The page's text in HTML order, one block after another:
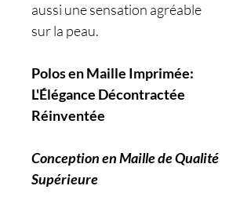
aussi une sensation agréable
sur la peau.
Polos en Maille Imprimée:
L'Élégance Décontractée
Réinventée
Conception en Maille de Qualité
Supérieure